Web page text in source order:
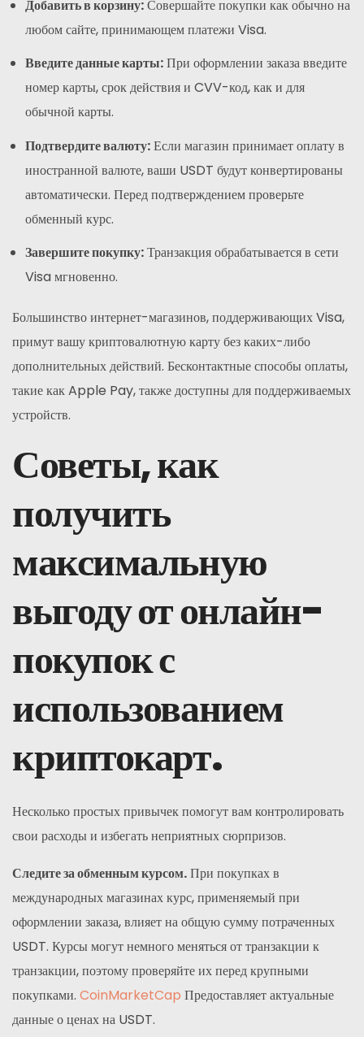
Добавить в корзину:Совершайте покупки как обычно на
любом сайте, принимающем платежи Visa.
Введите данные карты:При оформлении заказа введите
номер карты, срок действия и CVV-код, как и для
обычной карты.
Подтвердите валюту:Если магазин принимает оплату в
иностранной валюте, ваши USDT будут конвертированы
автоматически. Перед подтверждением проверьте
обменный курс.
Завершите покупку:Транзакция обрабатывается в сети
Visa мгновенно.
Большинство интернет-магазинов, поддерживающих Visa,
примут вашу криптовалютную карту без каких-либо
дополнительных действий. Бесконтактные способы оплаты,
такие как Apple Pay, также доступны для поддерживаемых
устройств.
Советы, как
получить
максимальную
выгоду от онлайн-
покупок с
использованием
криптокарт.
Несколько простых привычек помогут вам контролировать
свои расходы и избегать неприятных сюрпризов.
Следите за обменным курсом.При покупках в
международных магазинах курс, применяемый при
оформлении заказа, влияет на общую сумму потраченных
USDT. Курсы могут немного меняться от транзакции к
транзакции, поэтому проверяйте их перед крупными
покупками. CoinMarketCap Предоставляет актуальные
данные о ценах на USDT.